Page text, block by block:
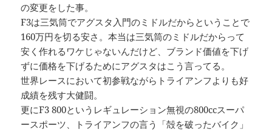
の変更をした事。
F3は三気筒でアグスタ入門のミドルだからということで
160万円を切る安さ。本当は三気筒のミドルだからって
安く作れるワケじゃないんだけど、ブランド価値を下げ
ずに価格を下げるためにアグスタはこう言ってる。
世界レースにおいて初参戦ながらトライアンフよりも好
成績を残す大健闘。
更にF3 800というレギュレーション無視の800ccスーパ
ースポーツ、トライアンフの言う「殻を破ったバイク」